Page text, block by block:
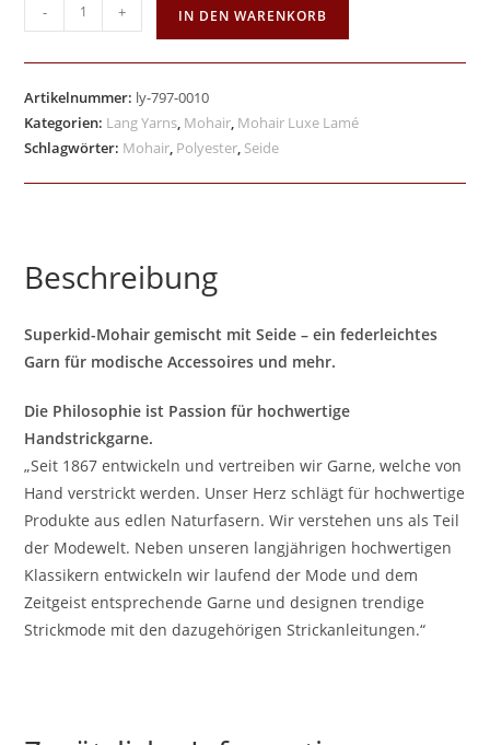
- + IN DEN WARENKORB
Artikelnummer: ly-797-0010
Kategorien: Lang Yarns Mohair Mohair Luxe Lamé
Schlagwörter: Mohair Polyester Seide
Beschreibung
Superkid-Mohair gemischt mit Seide – ein federleichtes
Garn für modische Accessoires und mehr.
Die Philosophie ist Passion für hochwertige
Handstrickgarne.
„Seit 1867 entwickeln und vertreiben wir Garne, welche von
Hand verstrickt werden. Unser Herz schlägt für hochwertige
Produkte aus edlen Naturfasern. Wir verstehen uns als Teil
der Modewelt. Neben unseren langjährigen hochwertigen
Klassikern entwickeln wir laufend der Mode und dem
Zeitgeist entsprechende Garne und designen trendige
Strickmode mit den dazugehörigen Strickanleitungen.“